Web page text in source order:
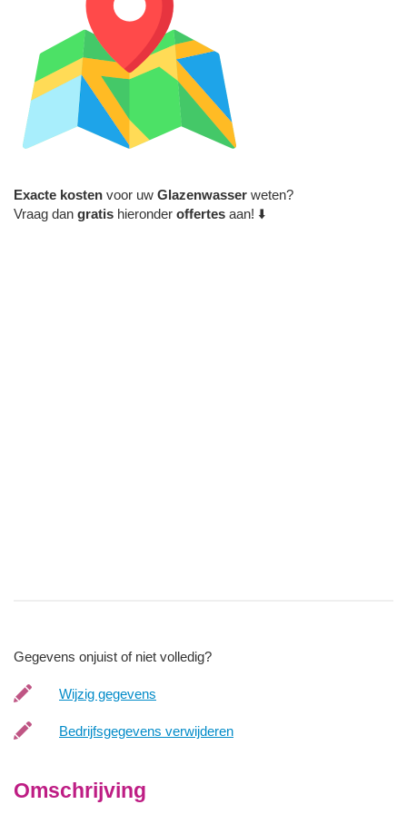
Exacte kosten voor uw Glazenwasser weten?
Vraag dan gratis hieronder offertes aan! ⬇️
Gegevens onjuist of niet volledig?
Wijzig gegevens
Bedrijfsgegevens verwijderen
Omschrijving